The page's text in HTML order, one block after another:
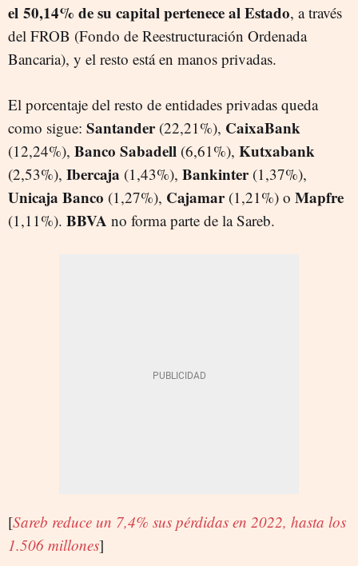
el 50,14% de su capital pertenece al Estado, a través
del FROB (Fondo de Reestructuración Ordenada
Bancaria), y el resto está en manos privadas.
El porcentaje del resto de entidades privadas queda
como sigue: Santander(22,21%), CaixaBank
(12,24%), Banco Sabadell (6,61%), Kutxabank
(2,53%), Ibercaja (1,43%), Bankinter(1,37%),
Unicaja Banco (1,27%), Cajamar(1,21%) o Mapfre
(1,11%). BBVA no forma parte de la Sareb.
[Sareb reduce un 7,4% sus pérdidas en 2022, hasta los
1.506 millones]